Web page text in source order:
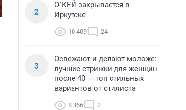
2
О`КЕЙ закрывается в
Иркутске
10 409 24
3
Освежают и делают моложе:
лучшие стрижки для женщин
после 40 — топ стильных
вариантов от стилиста
8 366 2